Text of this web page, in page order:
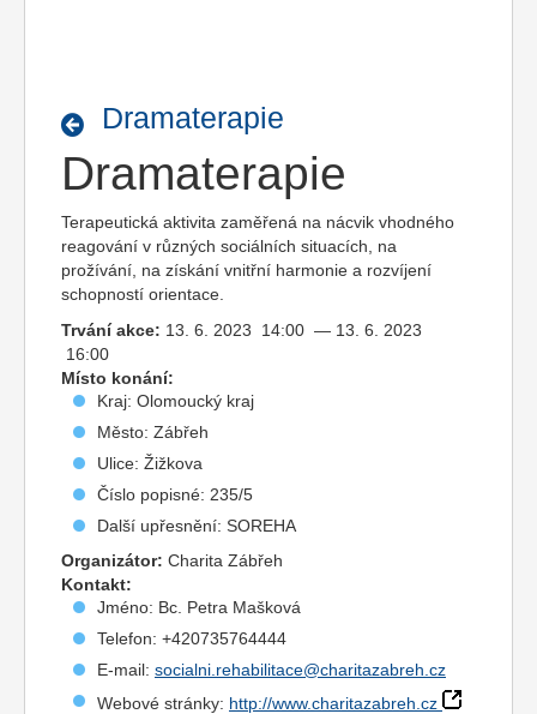
Dramaterapie
Dramaterapie
Terapeutická aktivita zaměřená na nácvik vhodného
reagování v různých sociálních situacích, na
prožívání, na získání vnitřní harmonie a rozvíjení
schopností orientace.
Trvání akce: 13. 6. 2023 14:00 — 13. 6. 2023
16:00
Místo konání:
Kraj: Olomoucký kraj
Město: Zábřeh
Ulice: Žižkova
Číslo popisné: 235/5
Další upřesnění: SOREHA
Organizátor: Charita Zábřeh
Kontakt:
Jméno: Bc. Petra Mašková
Telefon: +420735764444
E-mail: socialni.rehabilitace@charitazabreh.cz
Webové stránky: http://www.charitazabreh.cz